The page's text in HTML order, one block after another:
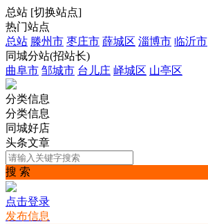
总站 [切换站点]
热门站点
总站 滕州市 枣庄市 薛城区 淄博市 临沂市
同城分站(招站长)
曲阜市 邹城市 台儿庄 峄城区 山亭区
分类信息
分类信息
同城好店
头条文章
搜 索
点击登录
发布信息